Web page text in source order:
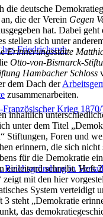
Friedrichsruh
Französischer Krieg 1870/
Reichsgründung in
die deutsche
die der Verein Gegen
hat. Dabei
stellen sich unter
Erinnerungsstätte
Otto-von-Bismarck-
Hambacher Schloss
dem Dach der
zusammenarbeiten.
inhaltlich
unter dem Titel
Stiftungen, Foren und
erinnern, die sich nicht
für die Demokratie
einleitend schreibt. Heft
zeigt mit den hier
System verteidigt
3 steht „Demokratie
das